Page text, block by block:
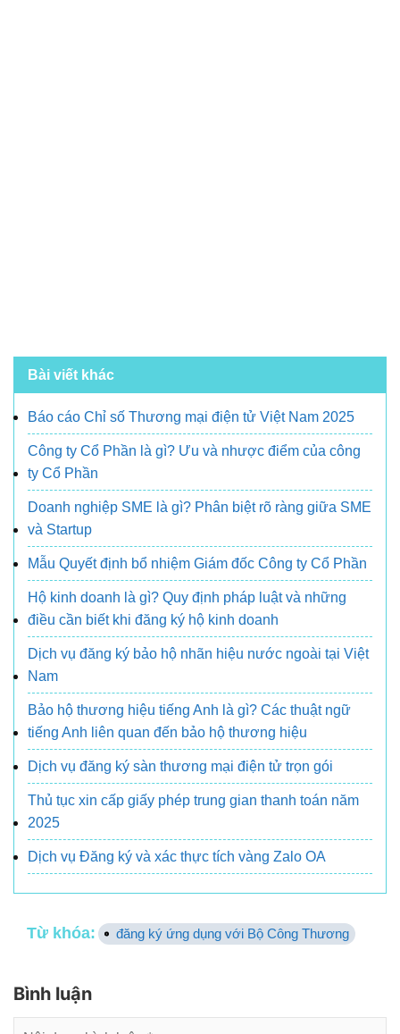
Bài viết khác
Báo cáo Chỉ số Thương mại điện tử Việt Nam 2025
Công ty Cổ Phần là gì? Ưu và nhược điểm của công
ty Cổ Phần
Doanh nghiệp SME là gì? Phân biệt rõ ràng giữa SME
và Startup
Mẫu Quyết định bổ nhiệm Giám đốc Công ty Cổ Phần
Hộ kinh doanh là gì? Quy định pháp luật và những
điều cần biết khi đăng ký hộ kinh doanh
Dịch vụ đăng ký bảo hộ nhãn hiệu nước ngoài tại Việt
Nam
Bảo hộ thương hiệu tiếng Anh là gì? Các thuật ngữ
tiếng Anh liên quan đến bảo hộ thương hiệu
Dịch vụ đăng ký sàn thương mại điện tử trọn gói
Thủ tục xin cấp giấy phép trung gian thanh toán năm
2025
Dịch vụ Đăng ký và xác thực tích vàng Zalo OA
Từ khóa: đăng ký ứng dụng với Bộ Công Thương
Bình luận